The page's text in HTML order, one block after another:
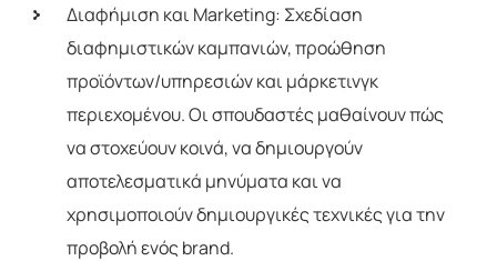
Διαφήμιση και Marketing: Σχεδίαση
διαφημιστικών καμπανιών, προώθηση
προϊόντων/υπηρεσιών και μάρκετινγκ
περιεχομένου. Οι σπουδαστές μαθαίνουν πώς
να στοχεύουν κοινά, να δημιουργούν
αποτελεσματικά μηνύματα και να
χρησιμοποιούν δημιουργικές τεχνικές για την
προβολή ενός brand.